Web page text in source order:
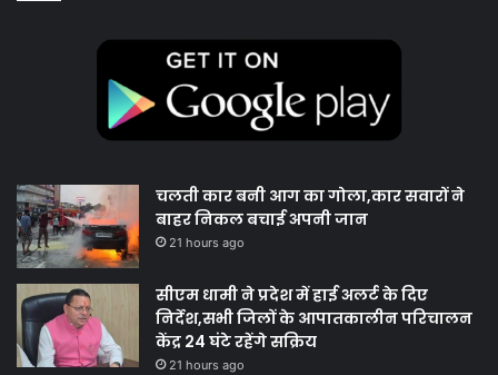
चलती कार बनी आग का गोला,कार सवारों ने
बाहर निकल बचाई अपनी जान
21 hours ago
सीएम धामी ने प्रदेश में हाई अलर्ट के दिए
निर्देश,सभी जिलों के आपातकालीन परिचालन
केंद्र 24 घंटे रहेंगे सक्रिय
21 hours ago